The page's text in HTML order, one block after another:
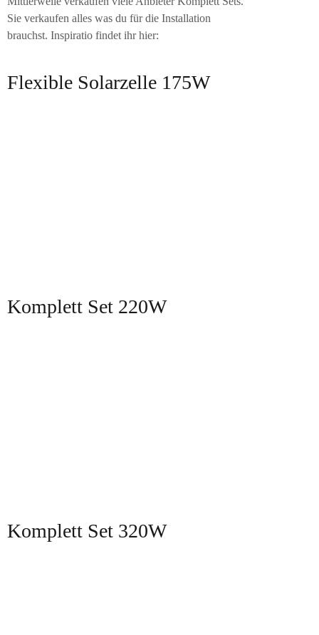
Sie verkaufen alles was du für die Installation
brauchst. Inspiratio findet ihr hier:
Flexible Solarzelle 175W
Komplett Set 220W
Komplett Set 320W